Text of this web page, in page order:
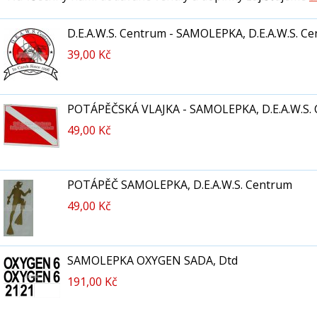
D.E.A.W.S. Centrum - SAMOLEPKA, D.E.A.W.S.
39,00 Kč
POTÁPĚČSKÁ VLAJKA - SAMOLEPKA,
49,00 Kč
POTÁPĚČ SAMOLEPKA, D.E.A.W.S. Centrum
49,00 Kč
SAMOLEPKA OXYGEN SADA, Dtd
191,00 Kč